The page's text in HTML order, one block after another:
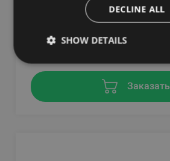
ALIGN PILATES
2542.96€
Заказать
DECLINE ALL
SHOW DETAILS